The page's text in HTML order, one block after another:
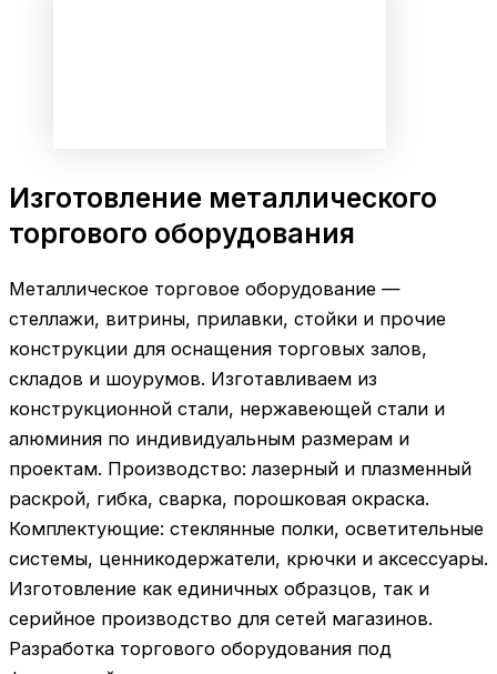
Изготовление металлического
торгового оборудования
Металлическое торговое оборудование —
стеллажи, витрины, прилавки, стойки и прочие
конструкции для оснащения торговых залов,
складов и шоурумов. Изготавливаем из
конструкционной стали, нержавеющей стали и
алюминия по индивидуальным размерам и
проектам. Производство: лазерный и плазменный
раскрой, гибка, сварка, порошковая окраска.
Комплектующие: стеклянные полки, осветительные
системы, ценникодержатели, крючки и аксессуары.
Изготовление как единичных образцов, так и
серийное производство для сетей магазинов.
Разработка торгового оборудования под